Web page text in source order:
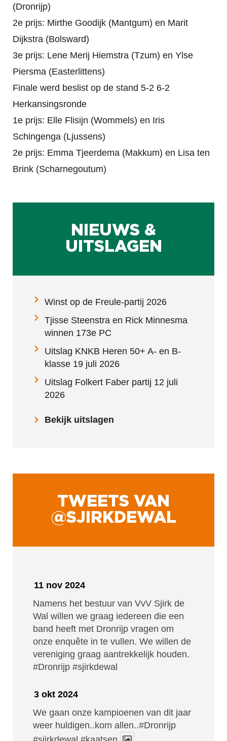
(Dronrijp)
2e prijs: Mirthe Goodijk (Mantgum) en Marit
Dijkstra (Bolsward)
3e prijs: Lene Merij Hiemstra (Tzum) en Ylse
Piersma (Easterlittens)
Finale werd beslist op de stand 5-2 6-2
Herkansingsronde
1e prijs: Elle Flisijn (Wommels) en Iris
Schingenga (Ljussens)
2e prijs: Emma Tjeerdema (Makkum) en Lisa ten
Brink (Scharnegoutum)
NIEUWS &
UITSLAGEN
Winst op de Freule-partij 2026
Tjisse Steenstra en Rick Minnesma
winnen 173e PC
Uitslag KNKB Heren 50+ A- en B-
klasse 19 juli 2026
Uitslag Folkert Faber partij 12 juli
2026
Bekijk uitslagen
TWEETS VAN
@SJIRKDEWAL
11 nov 2024
Namens het bestuur van VvV Sjirk de
Wal willen we graag iedereen die een
band heeft met Dronrijp vragen om
onze enquête in te vullen. We willen de
vereniging graag aantrekkelijk houden.
#Dronrijp #sjirkdewal
3 okt 2024
We gaan onze kampioenen van dit jaar
weer huldigen..kom allen..#Dronrijp